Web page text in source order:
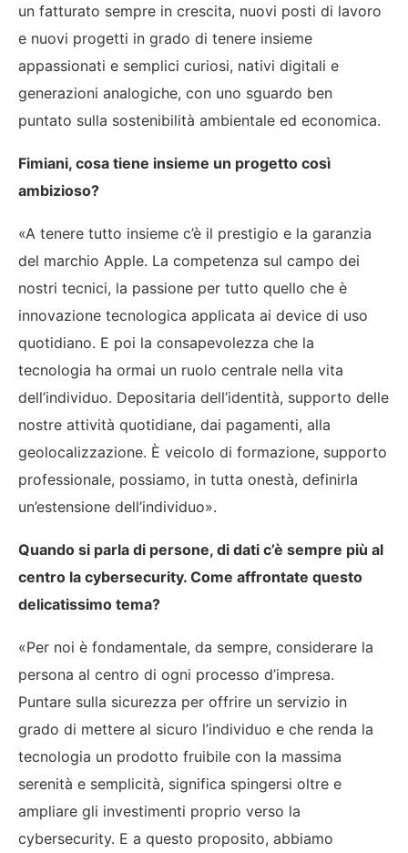
un fatturato sempre in crescita, nuovi posti di lavoro
e nuovi progetti in grado di tenere insieme
appassionati e semplici curiosi, nativi digitali e
generazioni analogiche, con uno sguardo ben
puntato sulla sostenibilità ambientale ed economica.
Fimiani, cosa tiene insieme un progetto così
ambizioso?
«A tenere tutto insieme c’è il prestigio e la garanzia
del marchio Apple. La competenza sul campo dei
nostri tecnici, la passione per tutto quello che è
innovazione tecnologica applicata ai device di uso
quotidiano. E poi la consapevolezza che la
tecnologia ha ormai un ruolo centrale nella vita
dell’individuo. Depositaria dell’identità, supporto delle
nostre attività quotidiane, dai pagamenti, alla
geolocalizzazione. È veicolo di formazione, supporto
professionale, possiamo, in tutta onestà, definirla
un’estensione dell’individuo».
Quando si parla di persone, di dati c’è sempre più al
centro la cybersecurity. Come affrontate questo
delicatissimo tema?
«Per noi è fondamentale, da sempre, considerare la
persona al centro di ogni processo d’impresa.
Puntare sulla sicurezza per offrire un servizio in
grado di mettere al sicuro l’individuo e che renda la
tecnologia un prodotto fruibile con la massima
serenità e semplicità, significa spingersi oltre e
ampliare gli investimenti proprio verso la
cybersecurity. E a questo proposito, abbiamo